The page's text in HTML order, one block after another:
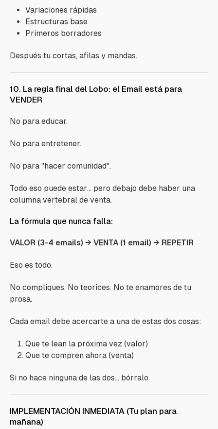
Variaciones rápidas
Estructuras base
Primeros borradores
Después tu cortas, afilas y mandas.
10. La regla final del Lobo: el Email está para
VENDER
No para educar.
No para entretener.
No para "hacer comunidad".
Todo eso puede estar… pero debajo debe haber una
columna vertebral de venta.
La fórmula que nunca falla:
VALOR (3-4 emails) → VENTA (1 email) → REPETIR
Eso es todo.
No compliques. No teorices. No te enamores de tu
prosa.
Cada email debe acercarte a una de estas dos cosas:
Que te lean la próxima vez (valor)
Que te compren ahora (venta)
Si no hace ninguna de las dos… bórralo.
IMPLEMENTACIÓN INMEDIATA (Tu plan para
mañana)